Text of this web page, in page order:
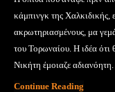
κάμπινγκ της
ακρωτηριασμένους, μα
του Τορωναίου. Η ιδέα ότι
Νικήτη έμοιαζε αδιανόητη.
Continue Reading